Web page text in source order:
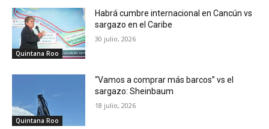
Quintana Roo
Habrá cumbre internacional en Cancún vs
sargazo en el Caribe
30 julio, 2026
Quintana Roo
“Vamos a comprar más barcos” vs el
sargazo: Sheinbaum
18 julio, 2026